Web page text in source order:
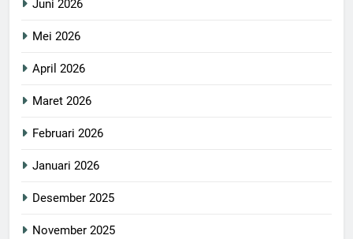
Juni 2026
Mei 2026
April 2026
Maret 2026
Februari 2026
Januari 2026
Desember 2025
November 2025